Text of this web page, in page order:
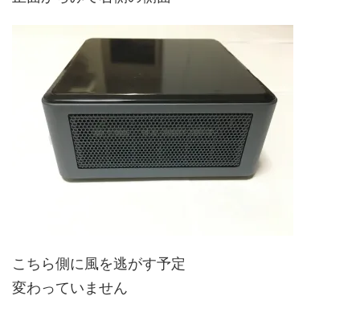
こちら側に風を逃がす予定
変わっていません